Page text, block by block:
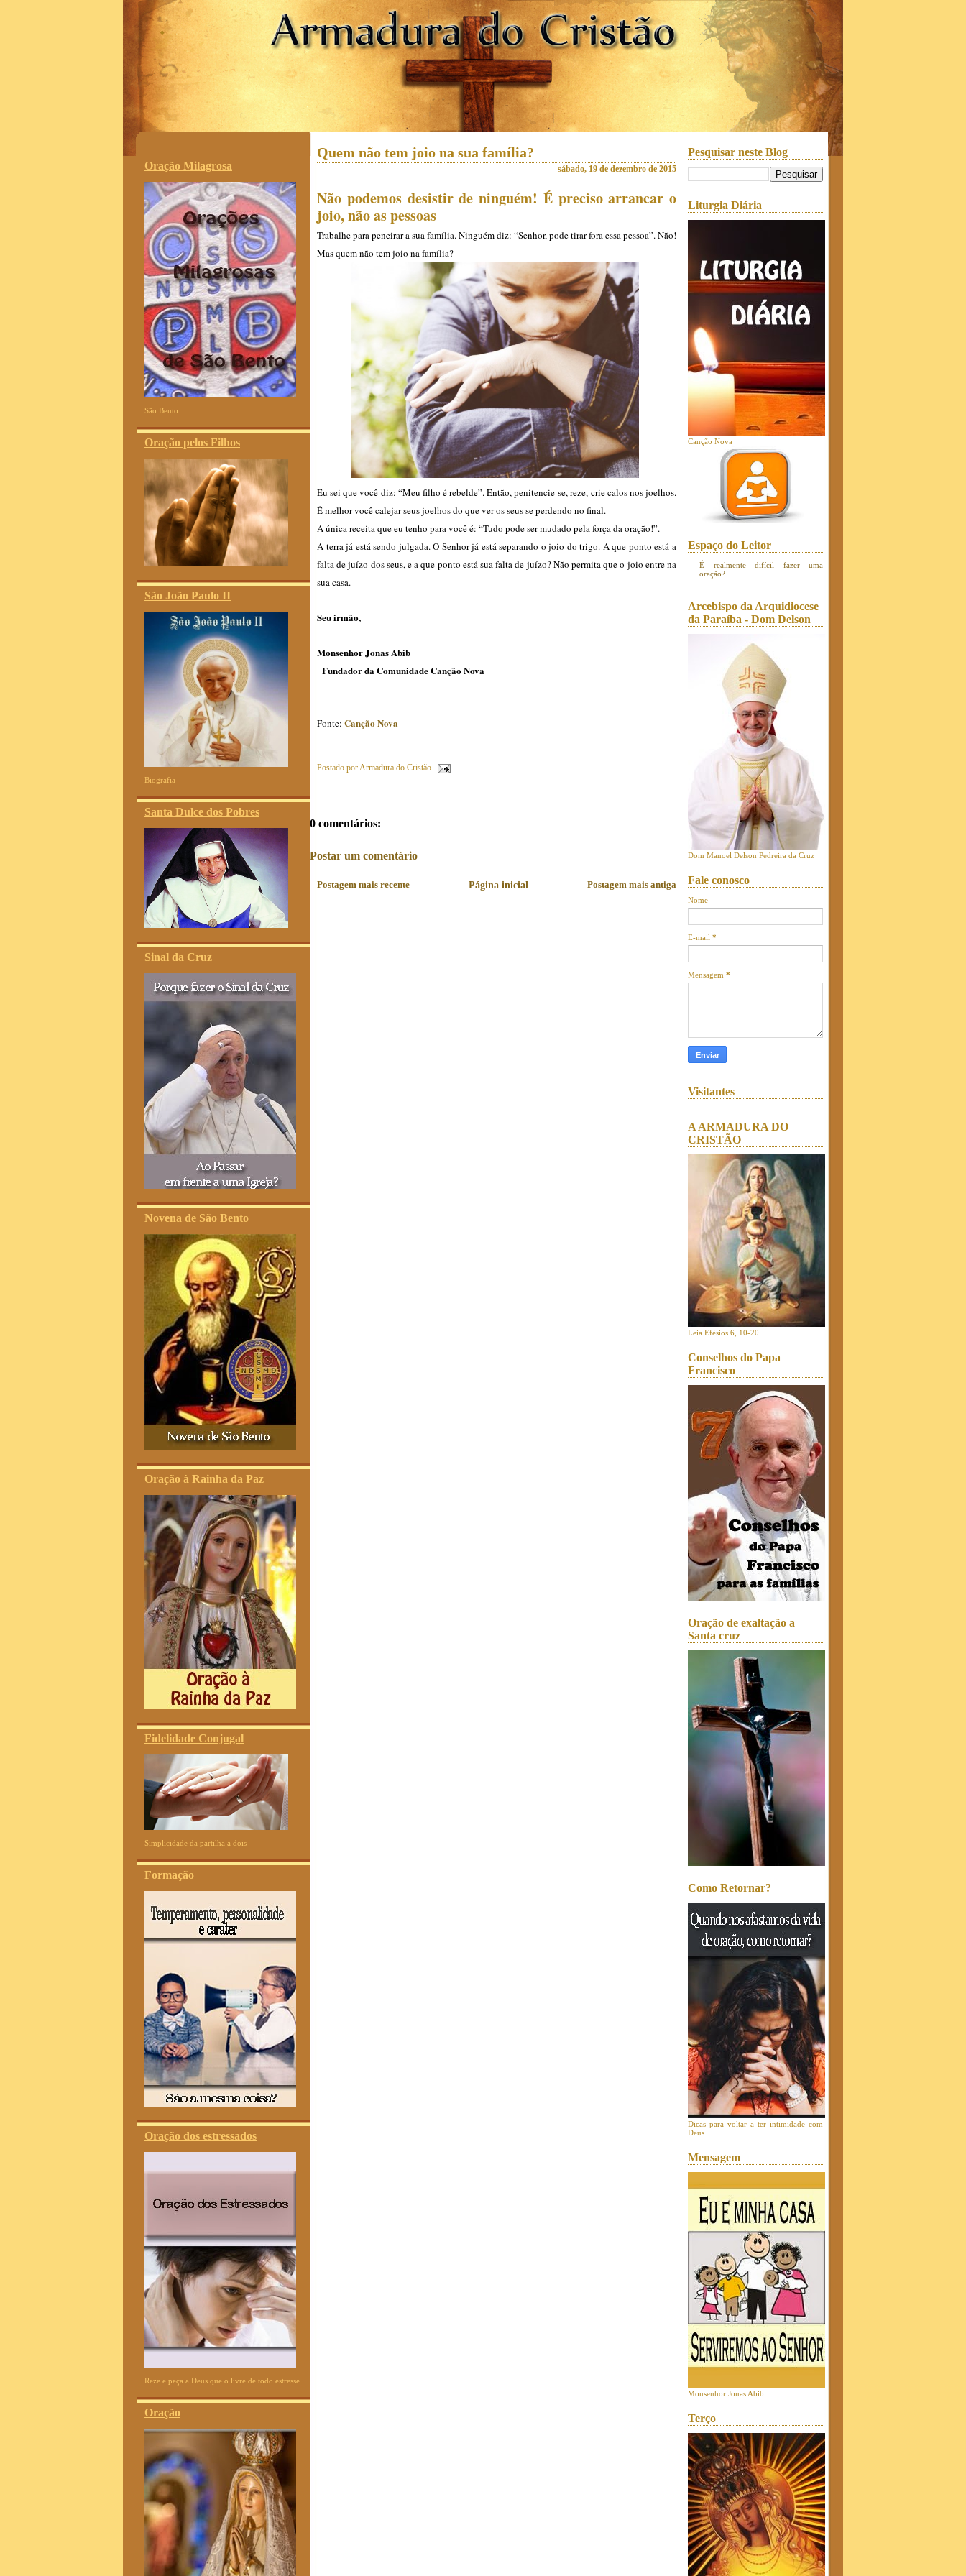
.
Oração Milagrosa
São Bento
Oração pelos Filhos
São João Paulo II
Biografia
Santa Dulce dos Pobres
Sinal da Cruz
Novena de São Bento
Oração à Rainha da Paz
Fidelidade Conjugal
Simplicidade da partilha a dois
Formação
Oração dos estressados
Reze e peça a Deus que o livre de todo estresse
Oração
Quem não tem joio na sua família?
sábado, 19 de dezembro de 2015
Não podemos desistir de ninguém! É preciso arrancar o
joio, não as pessoas
Trabalhe para peneirar a sua família. Ninguém diz: “Senhor, pode tirar fora essa pessoa”. Não!
Mas quem não tem joio na família?
Eu sei que você diz: “Meu filho é rebelde”. Então, penitencie-se, reze, crie calos nos joelhos.
É melhor você calejar seus joelhos do que ver os seus se perdendo no final.
A única receita que eu tenho para você é: “Tudo pode ser mudado pela força da oração!”.
A terra já está sendo julgada. O Senhor já está separando o joio do trigo. A que ponto está a
falta de juízo dos seus, e a que ponto está sua falta de juízo? Não permita que o joio entre na
sua casa.
Seu irmão,
Monsenhor Jonas Abib
Fundador da Comunidade Canção Nova
Fonte: Canção Nova
Postado porArmadura do Cristão
0 comentários:
Postar um comentário
Postagem mais recente Postagem mais antiga
Página inicial
Pesquisar neste Blog
Liturgia Diária
Canção Nova
Espaço do Leitor
É realmente difícil fazer uma
oração?
Arcebispo da Arquidiocese
da Paraíba - Dom Delson
Dom Manoel Delson Pedreira da Cruz
Fale conosco
Nome
E-mail *
Mensagem *
Visitantes
A ARMADURA DO
CRISTÃO
Leia Efésios 6, 10-20
Conselhos do Papa
Francisco
Oração de exaltação a
Santa cruz
Como Retornar?
Dicas para voltar a ter intimidade com
Deus
Mensagem
Monsenhor Jonas Abib
Terço